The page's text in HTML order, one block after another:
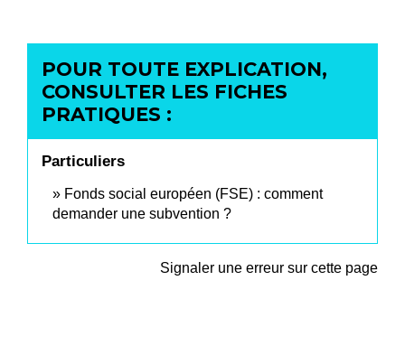
POUR TOUTE EXPLICATION,
CONSULTER LES FICHES
PRATIQUES :
Particuliers
Fonds social européen (FSE) : comment
demander une subvention ?
Signaler une erreur sur cette page